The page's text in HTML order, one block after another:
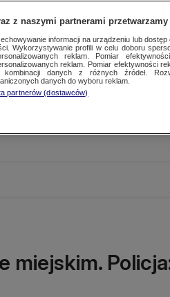
miejskim.
z naszymi partnerami
informacji na urządzeniu lub
Wykorzystywanie profili w celu doboru
reklam. Pomiar
reklam. Pomiar efektywności
kombinacji danych z różnych źródeł.
danych do wyboru reklam.
partnerów (dostawców)